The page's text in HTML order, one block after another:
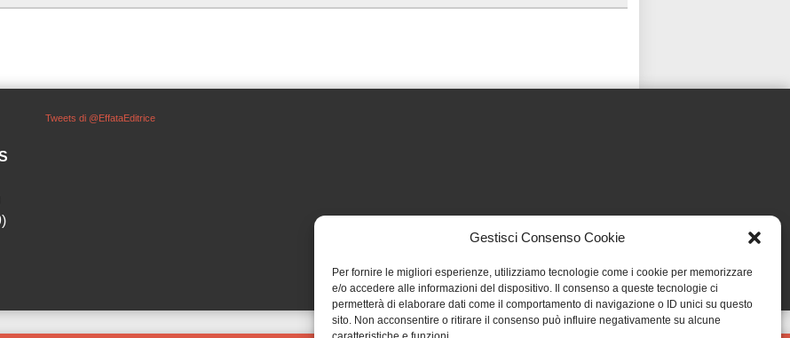
Gestisci Consenso Cookie
Per fornire le migliori esperienze, utilizziamo tecnologie come i cookie per memorizzare
e/o accedere alle informazioni del dispositivo. Il consenso a queste tecnologie ci
permetterà di elaborare dati come il comportamento di navigazione o ID unici su questo
sito. Non acconsentire o ritirare il consenso può influire negativamente su alcune
Tweets di @EffataEditrice